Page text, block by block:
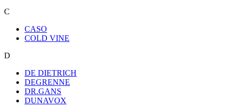
C
CASO
COLD VINE
D
DE DIETRICH
DEGRENNE
DR.GANS
DUNAVOX